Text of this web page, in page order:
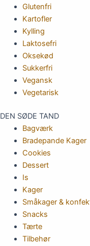
Glutenfri
Kartofler
Kylling
Laktosefri
Oksekød
Sukkerfri
Vegansk
Vegetarisk
DEN SØDE TAND
Bagværk
Bradepande Kager
Cookies
Dessert
Is
Kager
Småkager &
Snacks
Tærte
Tilbehør